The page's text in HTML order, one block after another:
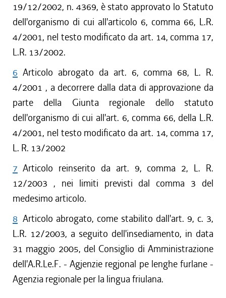
19/12/2002, n. 4369, è stato approvato lo Statuto
dell'organismo di cui all'articolo 6, comma 66, L.R.
4/2001, nel testo modificato da art. 14, comma 17,
L.R. 13/2002.
6 Articolo abrogato da art. 6, comma 68, L. R.
4/2001 , a decorrere dalla data di approvazione da
parte della Giunta regionale dello statuto
dell'organismo di cui all'art. 6, comma 66, della L.R.
4/2001, nel testo modificato da art. 14, comma 17,
L. R. 13/2002
7 Articolo reinserito da art. 9, comma 2, L. R.
12/2003 , nei limiti previsti dal comma 3 del
medesimo articolo.
8 Articolo abrogato, come stabilito dall'art. 9, c. 3,
L.R. 12/2003, a seguito dell'insediamento, in data
31 maggio 2005, del Consiglio di Amministrazione
dell'A.R.Le.F. - Agjenzie regjonal pe lenghe furlane -
Agenzia regionale per la lingua friulana.